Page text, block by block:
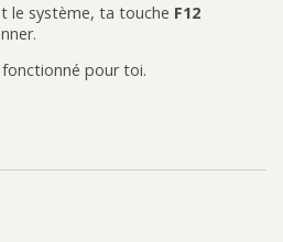
le système, ta touche F12
pour toi.